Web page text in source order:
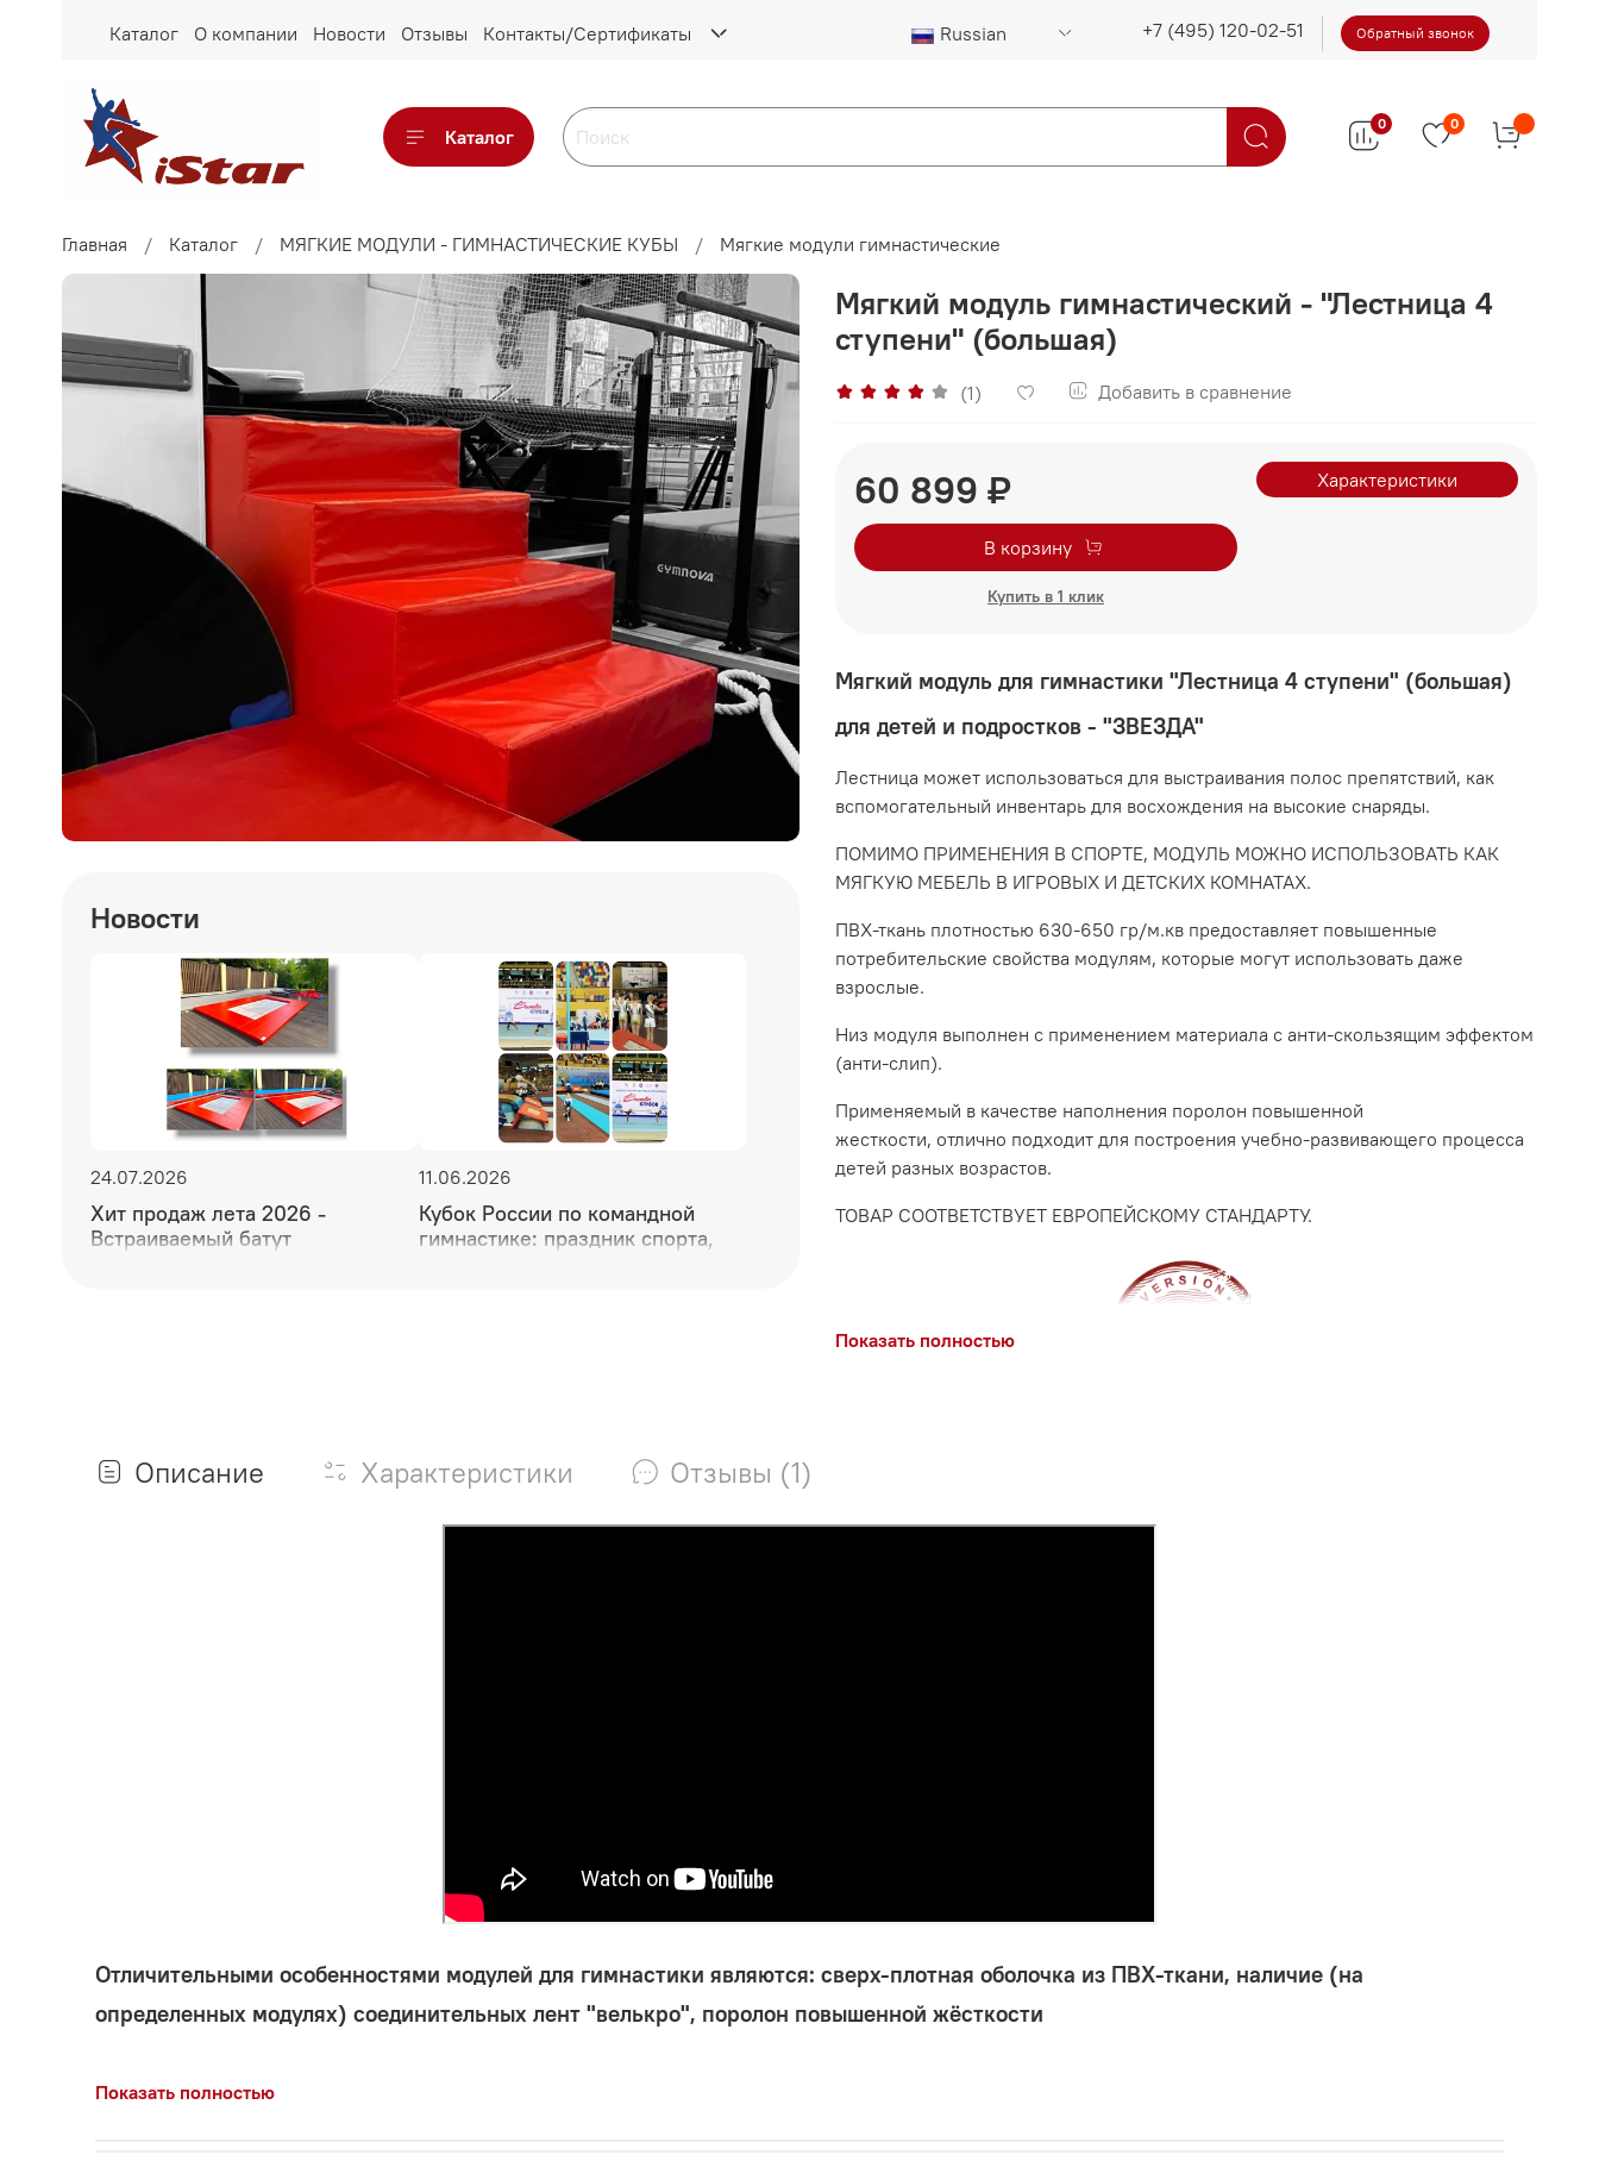
Каталог О компании Новости Отзывы Контакты/Сертификаты Russian Обратный звонок
Каталог
0 0
Главная Каталог МЯГКИЕ МОДУЛИ - ГИМНАСТИЧЕСКИЕ КУБЫ Мягкие модули гимнастические
Новости
24.07.2026
Хит продаж лета 2026 -
Встраиваемый батут
11.06.2026
Кубок России по командной
гимнастике: праздник спорта,
Мягкий модуль гимнастический - "Лестница 4
ступени" (большая)
(1) Добавить в сравнение
60 899 ₽
В корзину
Купить в 1 клик
Характеристики
Мягкий модуль для гимнастики "Лестница 4 ступени" (большая)
для детей и подростков - "ЗВЕЗДА"
Лестница может использоваться для выстраивания полос препятствий, как
вспомогательный инвентарь для восхождения на высокие снаряды.
ПОМИМО ПРИМЕНЕНИЯ В СПОРТЕ, МОДУЛЬ МОЖНО ИСПОЛЬЗОВАТЬ КАК
МЯГКУЮ МЕБЕЛЬ В ИГРОВЫХ И ДЕТСКИХ КОМНАТАХ.
ПВХ-ткань плотностью 630-650 гр/м.кв предоставляет повышенные
потребительские свойства модулям, которые могут использовать даже
взрослые.
Низ модуля выполнен с применением материала с анти-скользящим эффектом
(анти-слип).
Применяемый в качестве наполнения поролон повышенной
жесткости, отлично подходит для построения учебно-развивающего процесса
детей разных возрастов.
ТОВАР СООТВЕТСТВУЕТ ЕВРОПЕЙСКОМУ СТАНДАРТУ.
Показать полностью
Описание Характеристики Отзывы (1)
Отличительными особенностями модулей для гимнастики являются: сверх-плотная оболочка из ПВХ-ткани, наличие (на
определенных модулях) соединительных лент "велькро", поролон повышенной жёсткости
Показать полностью